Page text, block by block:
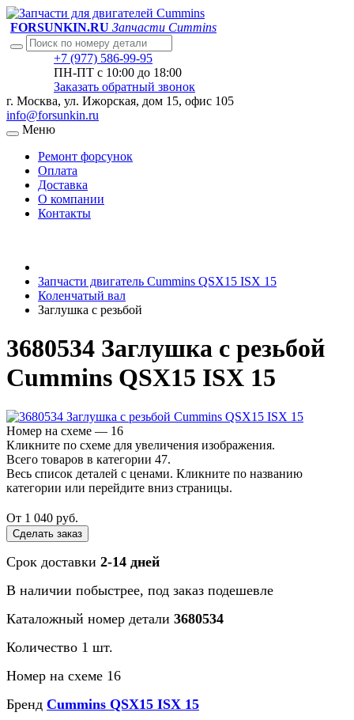
FORSUNKIN.RU Запчасти Cummins
+7 (977) 586-99-95
ПН-ПТ с 10:00 до 18:00
Заказать обратный звонок
г. Москва, ул. Ижорская, дом 15, офис 105
info@forsunkin.ru
Меню
Ремонт форсунок
Оплата
Доставка
О компании
Контакты
Запчасти двигатель Cummins QSX15 ISX 15
Коленчатый вал
Заглушка с резьбой
3680534 Заглушка с резьбой
Cummins QSX15 ISX 15
Номер на схеме — 16
Кликните по схеме для увеличения изображения.
Всего товаров в категории 47.
Весь список деталей с ценами. Кликните по названию
категории или перейдите вниз страницы.
От 1 040 руб.
Сделать заказ
Срок доставки 2-14 дней
В наличии побыстрее, под заказ подешевле
Каталожный номер детали 3680534
Количество 1 шт.
Номер на схеме 16
Бренд Cummins QSX15 ISX 15